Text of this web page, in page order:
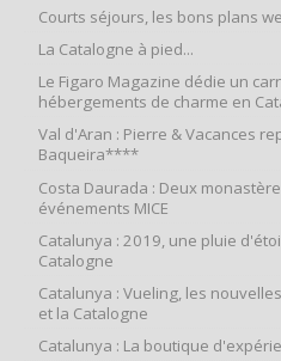
Courts séjours, les bons plans
La Catalogne à pied...
Le Figaro Magazine dédie un
hébergements de charme en
Val d'Aran : Pierre & Vacances
Baqueira****
Costa Daurada : Deux
événements MICE
Catalunya : 2019, une pluie
Catalogne
Catalunya : Vueling, les
et la Catalogne
Catalunya : La boutique